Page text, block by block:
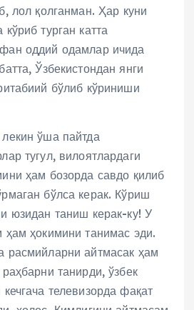
лол қолганман. Ҳар куни
турган катта
оддий одамлар ичида
Ўзбекистондан янги
бўлиб кўриниши
ўша пайтда
тугул, вилоятлардаги
ҳам бозорда савдо қилиб
бўлса керак. Кўриш
юзидан таниш керак-ку! У
ҳам ҳокимини танимас эди.
расмийларни айтмасак ҳам
танирди, ўзбек
телевизорда фақат